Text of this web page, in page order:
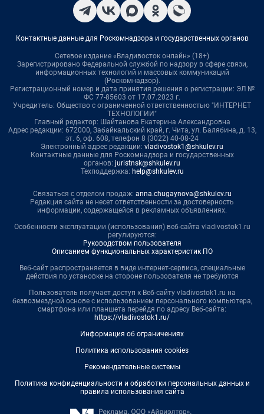
Контактные данные для Роскомнадзора и государственных органов
Сетевое издание «Владивосток онлайн» (18+)
Зарегистрировано Федеральной службой по надзору в сфере связи,
информационных технологий и массовых коммуникаций
(Роскомнадзор).
Регистрационный номер и дата принятия решения о регистрации: ЭЛ №
ФС 77-85603 от 17.07.2023 г.
Учредитель: Общество с ограниченной ответственностью "ИНТЕРНЕТ
ТЕХНОЛОГИИ"
Главный редактор: Шайтанова Екатерина Александровна
Адрес редакции: 672000, Забайкальский край, г. Чита, ул. Балябина, д. 13,
эт. 6, оф. 608, телефон 8 (3022) 40-08-24
Электронный адрес редакции: vladivostok1@shkulev.ru
Контактные данные для Роскомнадзора и государственных
органов: juristnsk@shkulev.ru
Техподдержка: help@shkulev.ru
Связаться с отделом продаж: anna.chugaynova@shkulev.ru
Редакция сайта не несет ответственности за достоверность
информации, содержащейся в рекламных объявлениях.
Особенности эксплуатации (использования) веб-сайта vladivostok1.ru
регулируются:
Руководством пользователя
Описанием функциональных характеристик ПО
Веб-сайт распространяется в виде интернет-сервиса, специальные
действия по установке на стороне пользователя не требуются
Пользователь получает доступ к Веб-сайту vladivostok1.ru на
безвозмездной основе с использованием персонального компьютера,
смартфона или планшета перейдя по адресу Веб-сайта:
https://vladivostok1.ru/
Информация об ограничениях
Политика использования cookies
Рекомендательные системы
Политика конфиденциальности и обработки персональных данных и
правила использования сайта